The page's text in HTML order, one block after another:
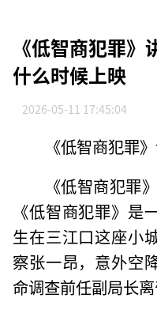
《低智商犯罪
什么时候上映
2026-05-11 17:45:04
《低智商犯罪
《低智商犯罪
《低智商犯罪》是
生在三江口这座小
察张一昂，意外空
命调查前任副局长